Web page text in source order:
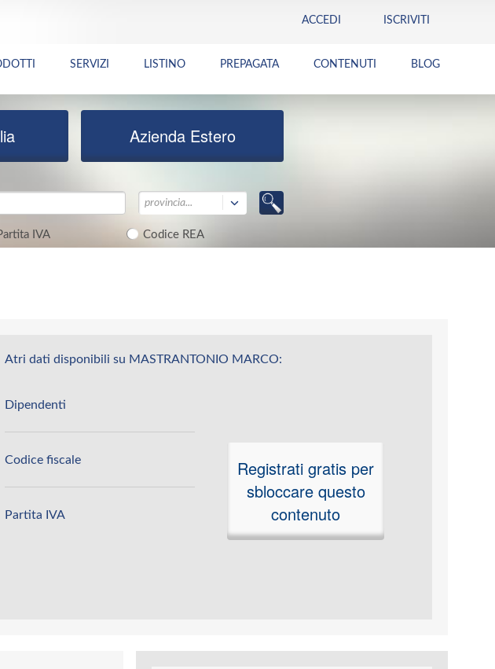
ACCEDI ISCRIVITI
SERVIZI LISTINO PREPAGATA CONTENUTI BLOG
Azienda Estero
IVA Codice REA
provincia...
Atri dati disponibili su MASTRANTONIO MARCO:
Dipendenti
Codice fiscale
Partita IVA
Registrati gratis per
sbloccare questo
contenuto